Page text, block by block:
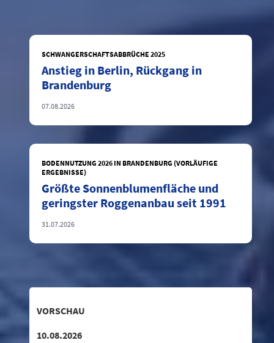
SCHWANGERSCHAFTSABBRÜCHE 2025
Anstieg in Berlin, Rückgang in
Brandenburg
07.08.2026
BODENNUTZUNG 2026 IN BRANDENBURG (VORLÄUFIGE
ERGEBNISSE)
Größte Sonnenblumenfläche und
geringster Roggenanbau seit 1991
31.07.2026
VORSCHAU
10.08.2026